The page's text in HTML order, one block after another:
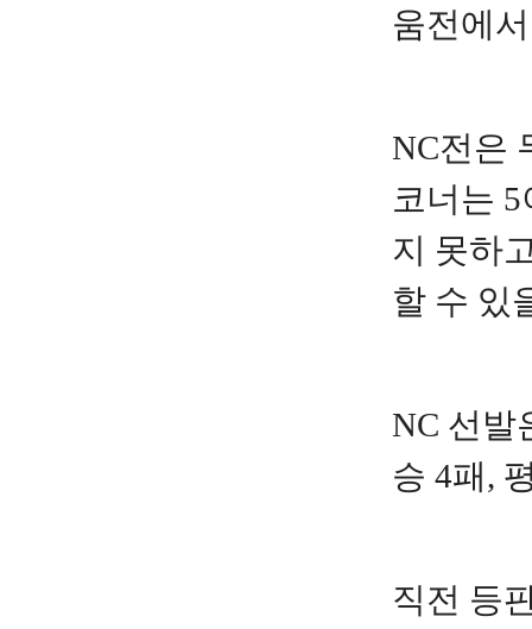
움전에
NC전은
코너는
지 못하
할 수 있
NC 선발
승 4패,
직전 등